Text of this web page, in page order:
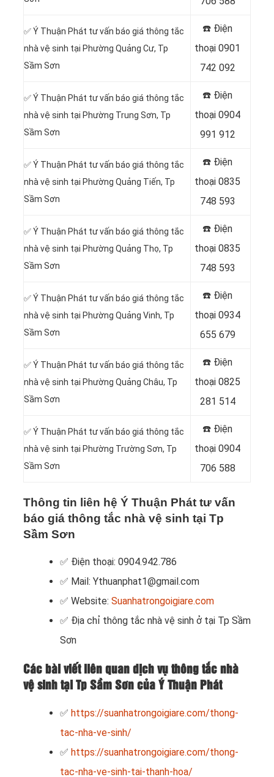
✅ Ý Thuận Phát tư vấn báo giá thông tắc
nhà vệ sinh tại Phường Quảng Cư, Tp
Sầm Sơn
☎️ Điện
thoại 0901
742 092
✅ Ý Thuận Phát tư vấn báo giá thông tắc
nhà vệ sinh tại Phường Trung Sơn, Tp
Sầm Sơn
☎️ Điện
thoại 0904
991 912
✅ Ý Thuận Phát tư vấn báo giá thông tắc
nhà vệ sinh tại Phường Quảng Tiến, Tp
Sầm Sơn
☎️ Điện
thoại 0835
748 593
✅ Ý Thuận Phát tư vấn báo giá thông tắc
nhà vệ sinh tại Phường Quảng Thọ, Tp
Sầm Sơn
☎️ Điện
thoại 0835
748 593
✅ Ý Thuận Phát tư vấn báo giá thông tắc
nhà vệ sinh tại Phường Quảng Vinh, Tp
Sầm Sơn
☎️ Điện
thoại 0934
655 679
✅ Ý Thuận Phát tư vấn báo giá thông tắc
nhà vệ sinh tại Phường Quảng Châu, Tp
Sầm Sơn
☎️ Điện
thoại 0825
281 514
✅ Ý Thuận Phát tư vấn báo giá thông tắc
nhà vệ sinh tại Phường Trường Sơn, Tp
Sầm Sơn
☎️ Điện
thoại 0904
706 588
Thông tin liên hệ Ý Thuận Phát tư vấn
báo giá thông tắc nhà vệ sinh tại Tp
Sầm Sơn
✅ Điện thoại: 0904.942.786
✅ Mail: Ythuanphat1@gmail.com
✅ Website: Suanhatrongoigiare.com
✅ Địa chỉ thông tắc nhà vệ sinh ở tại Tp Sầm
Sơn
Các bài viết liên quan dịch vụ thông tắc nhà
vệ sinh tại Tp Sầm Sơn của Ý Thuận Phát
✅ https://suanhatrongoigiare.com/thong-
tac-nha-ve-sinh/
✅ https://suanhatrongoigiare.com/thong-
tac-nha-ve-sinh-tai-thanh-hoa/